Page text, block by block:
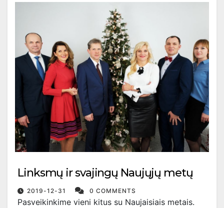
Linksmų ir svajingų Naujųjų metų
2019-12-31 0 COMMENTS
Pasveikinkime vieni kitus su Naujaisiais metais.